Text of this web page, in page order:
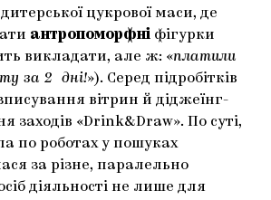
цукрової маси, де
антропоморфні фігурки
викладати, але ж: «платили
за 2 дні!»). Серед підробітків
вітрин й діджеїнг-
заходів «Drink&Draw». По суті,
по роботах у пошуках
за різне, паралельно
діяльності не лише для